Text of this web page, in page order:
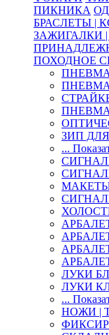
ПИКНИКА
БРАСЛЕТЫ |
ЗАЖИГАЛКИ
ПОХОДНОЕ
ЗИП
...
ЛУКИ
ЛУКИ
...
НОЖИ |